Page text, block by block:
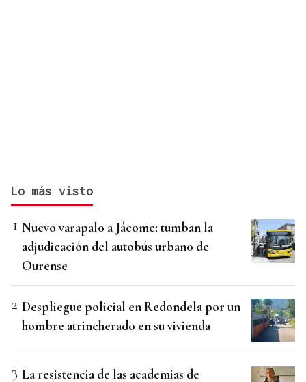
Lo más visto
Nuevo varapalo a Jácome: tumban la
adjudicación del autobús urbano de
Ourense
Despliegue policial en Redondela por un
hombre atrincherado en su vivienda
La resistencia de las academias de